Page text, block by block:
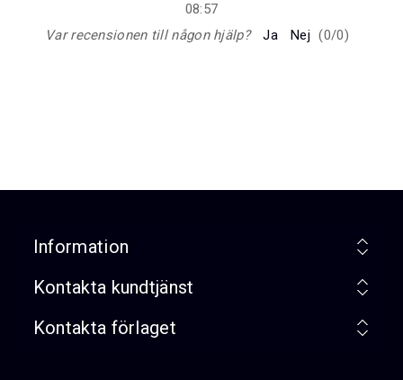
08:57
Var recensionen till någon hjälp?
Ja Nej (0/0)
Information
Kontakta kundtjänst
Kontakta förlaget